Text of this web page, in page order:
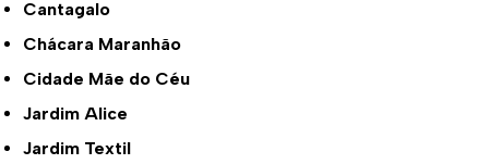
Cantagalo
Chácara Maranhão
Cidade Mãe do Céu
Jardim Alice
Jardim Textil